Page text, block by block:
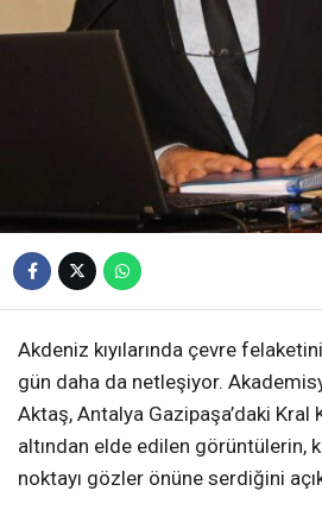
Akdeniz kıyılarında çevre
gün daha da netleşiyor.
Aktaş, Antalya Gazipaşa’daki Kral
altından elde edilen görüntülerin,
noktayı gözler önüne serdiğini